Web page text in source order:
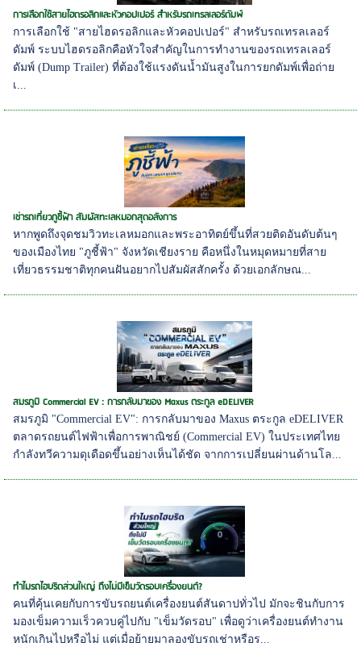
การเลือกใช้สายไฮดรอลิกและหัวคอปเปอร์ สำหรับรถเทรลเลอร์ดัมพ์
การเลือกใช้ "สายไฮดรอลิกและหัวคอปเปอร์" สำหรับรถเทรลเลอร์
ดัมพ์ ระบบไฮดรอลิกคือหัวใจสำคัญในการทำงานของรถเทรลเลอร์
ดัมพ์ (Dump Trailer) ที่ต้องใช้แรงดันน้ำมันสูงในการยกดัมพ์เพื่อถ่าย
เ...
เช่ารถเที่ยวภูชี้ฟ้า สัมผัสทะเลหมอกสุดอลังการ
หากพูดถึงจุดชมวิวทะเลหมอกและพระอาทิตย์ขึ้นที่สวยติดอันดับต้นๆ
ของเมืองไทย "ภูชี้ฟ้า" จังหวัดเชียงราย คือหนึ่งในหมุดหมายที่สาย
เที่ยวธรรมชาติทุกคนฝันอยากไปสัมผัสสักครั้ง ด้วยเอกลักษณ...
สมรภูมิ Commercial EV : การกลับมาของ Maxus ตระกูล eDELIVER
สมรภูมิ "Commercial EV": การกลับมาของ Maxus ตระกูล eDELIVER
ตลาดรถยนต์ไฟฟ้าเพื่อการพาณิชย์ (Commercial EV) ในประเทศไทย
กำลังทวีความดุเดือดขึ้นอย่างเห็นได้ชัด จากการเปลี่ยนผ่านด้านโล...
ทำไมรถไฮบริดส่วนใหญ่ ถึงไม่มีเข็มวัดรอบเครื่องยนต์?
คนที่คุ้นเคยกับการขับรถยนต์เครื่องยนต์สันดาปทั่วไป มักจะชินกับการ
มองเข็มความเร็วควบคู่ไปกับ "เข็มวัดรอบ" เพื่อดูว่าเครื่องยนต์ทำงาน
หนักเกินไปหรือไม่ แต่เมื่อย้ายมาลองขับรถเช่าหรือร...